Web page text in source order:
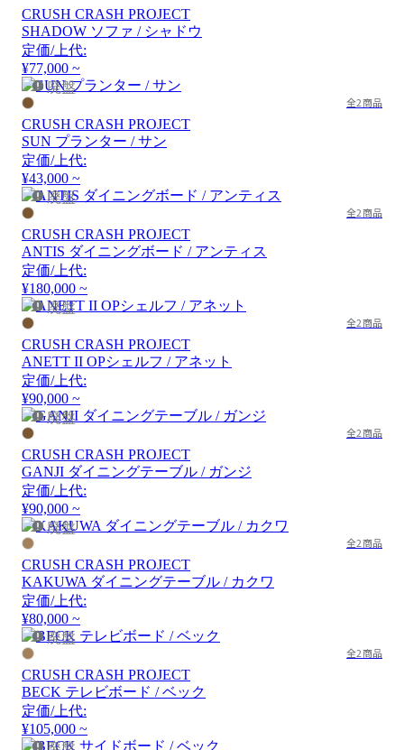
CRUSH CRASH PROJECT
SHADOW ソファ / シャドウ
定価/上代:
¥77,000 ~
廃盤
全2商品
CRUSH CRASH PROJECT
SUN プランター / サン
定価/上代:
¥43,000 ~
廃盤
全2商品
CRUSH CRASH PROJECT
ANTIS ダイニングボード / アンティス
定価/上代:
¥180,000 ~
廃盤
全2商品
CRUSH CRASH PROJECT
ANETT II OPシェルフ / アネット
定価/上代:
¥90,000 ~
廃盤
全2商品
CRUSH CRASH PROJECT
GANJI ダイニングテーブル / ガンジ
定価/上代:
¥90,000 ~
廃盤
全2商品
CRUSH CRASH PROJECT
KAKUWA ダイニングテーブル / カクワ
定価/上代:
¥80,000 ~
廃盤
全2商品
CRUSH CRASH PROJECT
BECK テレビボード / ベック
定価/上代:
¥105,000 ~